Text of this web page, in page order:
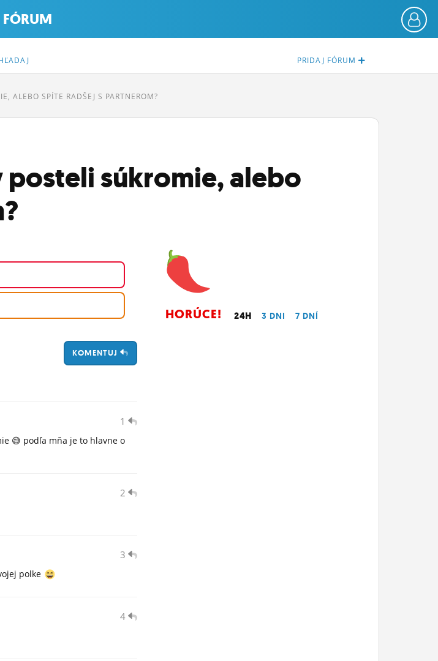
FÓRUM
PRIDAJ FÓRUM
ALEBO SPÍTE RADŠEJ S PARTNEROM?
súkromie, alebo
KOMENTUJ
1
😅 podľa mňa je to hlavne o
2
3
polke
4
HORÚCE! 24H 3 DNI 7 DNÍ